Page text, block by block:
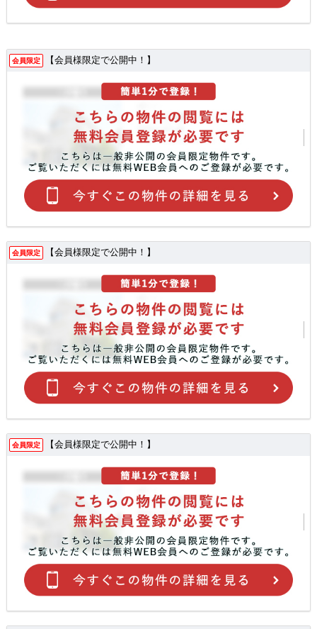
会員限定 【会員様限定で公開中！】
会員限定 【会員様限定で公開中！】
会員限定 【会員様限定で公開中！】